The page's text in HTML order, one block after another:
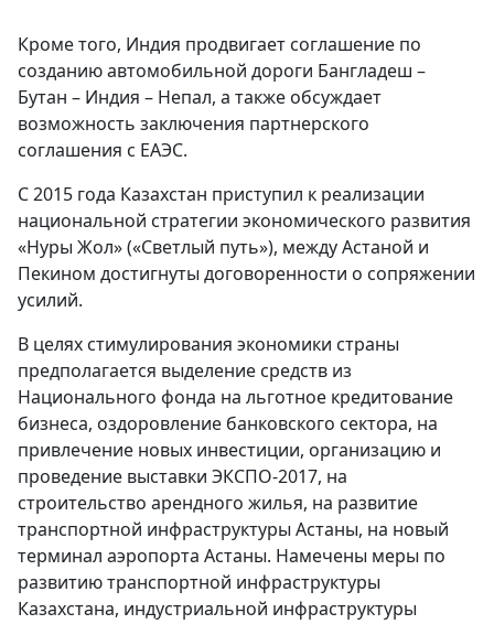
Кроме того, Индия продвигает соглашение по
созданию автомобильной дороги Бангладеш –
Бутан – Индия – Непал, а также обсуждает
возможность заключения партнерского
соглашения с ЕАЭС.
С 2015 года Казахстан приступил к реализации
национальной стратегии экономического развития
«Нуры Жол» («Светлый путь»), между Астаной и
Пекином достигнуты договоренности о сопряжении
усилий.
В целях стимулирования экономики страны
предполагается выделение средств из
Национального фонда на льготное кредитование
бизнеса, оздоровление банковского сектора, на
привлечение новых инвестиции, организацию и
проведение выставки ЭКСПО-2017, на
строительство арендного жилья, на развитие
транспортной инфраструктуры Астаны, на новый
терминал аэропорта Астаны. Намечены меры по
развитию транспортной инфраструктуры
Казахстана, индустриальной инфраструктуры